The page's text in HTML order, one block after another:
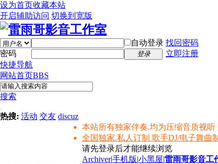
设为首页收藏本站
开启辅助访问 切换到宽版
自动登录 找回密码
密码
登录
立即注册
快捷导航
网站首页BBS
搜索
热搜: 活动 交友 discuz
本站所有独家伴奏.均为压缩音质视
全国独家.私人订制 歌手DJ/电子舞曲
请先登录后才能继续浏览
Archiver|手机版|小黑屋|雷雨哥影音工